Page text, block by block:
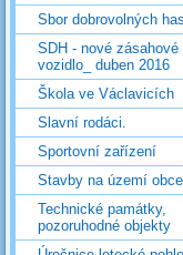
Sbor dobrovolných
SDH - nové zásahové
vozidlo_ duben 2016
Škola ve Václavicích
Slavní rodáci.
Sportovní zařízení
Stavby na území obce
Technické památky,
pozoruhodné objekty